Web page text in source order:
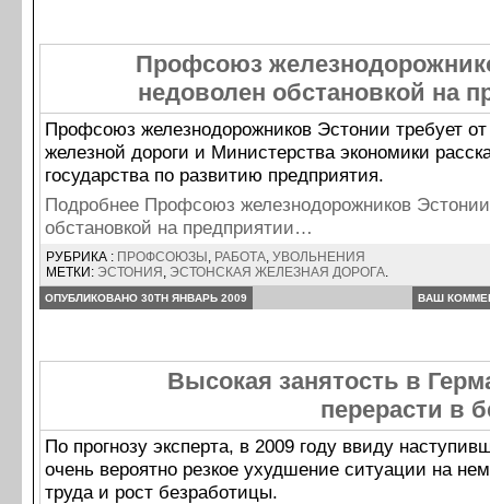
Профсоюз
недоволен обстановкой на
Профсоюз железнодорожников Эстонии требует
железной дороги и Министерства экономики
государства по развитию предприятия.
Подробнее Профсоюз железнодорожников
обстановкой на предприятии…
РУБРИКА : ПРОФСОЮЗЫ , РАБОТА, УВОЛЬНЕНИЯ
МЕТКИ: ЭСТОНИЯ , ЭСТОНСКАЯ ЖЕЛЕЗНАЯ ДОРОГА.
ОПУБЛИКОВАНО 30TH ЯНВАРЬ 2009 ВАШ
Высокая занятость в
перерасти в
По прогнозу эксперта, в 2009 году ввиду
очень вероятно резкое ухудшение ситуации на
труда и рост безработицы.